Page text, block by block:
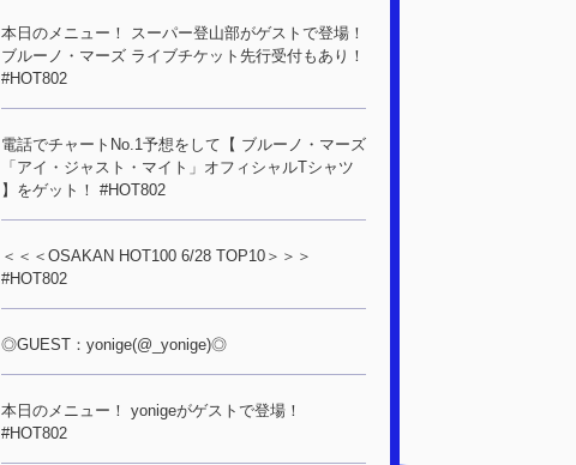
本日のメニュー！ スーパー登山部がゲストで登場！
ブルーノ・マーズ ライブチケット先行受付もあり！
#HOT802
電話でチャートNo.1予想をして【 ブルーノ・マーズ
「アイ・ジャスト・マイト」オフィシャルTシャツ
】をゲット！ #HOT802
＜＜＜OSAKAN HOT100 6/28 TOP10＞＞＞
#HOT802
◎GUEST：yonige(@_yonige)◎
本日のメニュー！ yonigeがゲストで登場！
#HOT802